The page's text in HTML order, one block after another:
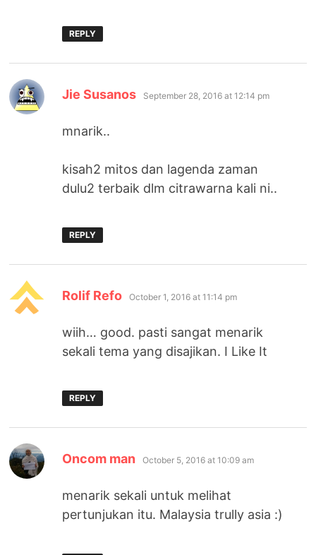
REPLY
Jie Susanos says:
September 28, 2016 at 12:14 pm
mnarik..
kisah2 mitos dan lagenda zaman
dulu2 terbaik dlm citrawarna kali ni..
REPLY
Rolif Refo says:
October 1, 2016 at 11:14 pm
wiih… good. pasti sangat menarik
sekali tema yang disajikan. I Like It
REPLY
Oncom man says:
October 5, 2016 at 10:09 am
menarik sekali untuk melihat
pertunjukan itu. Malaysia trully asia :)